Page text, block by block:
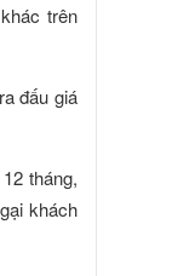
trên
đấu giá
tháng,
khách